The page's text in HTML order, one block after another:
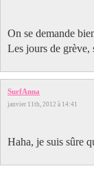
On se demande
Les jours de grève,
SurfAnna
janvier 11th, 2012 à 14:41
Haha, je suis sûre